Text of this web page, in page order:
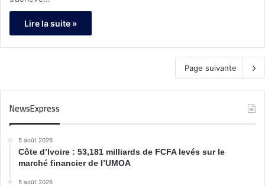
Lire la suite »
Page suivante
NewsExpress
5 août 2026
Côte d’Ivoire : 53,181 milliards de FCFA levés sur le
marché financier de l’UMOA
5 août 2026